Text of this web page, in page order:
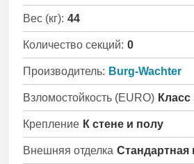
Вес (кг): 44
Количество секций: 0
Производитель: Burg-Wachter
Взломостойкость (EURO) Класс
Крепление К стене и полу
Внешняя отделка Стандартная